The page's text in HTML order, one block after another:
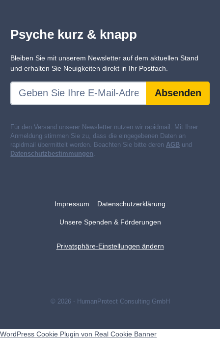
Psyche kurz & knapp
Bleiben Sie mit unserem Newsletter auf dem aktuellen Stand
und erhalten Sie Neuigkeiten direkt in Ihr Postfach.
Absenden
Für den Versand unserer Newsletter nutzen wir rapidmail. Mit Ihrer
Anmeldung stimmen Sie zu, dass die eingegebenen Daten an
rapidmail übermittelt werden. Beachten Sie bitte derenAGB und
Datenschutzbestimmungen.
Impressum Datenschutzerklärung
Unsere Spenden & Förderungen
Privatsphäre-Einstellungen ändern
© 2026 - HumanProtect Consulting GmbH
WordPress Cookie Plugin von Real Cookie Banner